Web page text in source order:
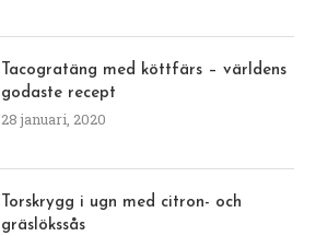
Tacogratäng med köttfärs – världens
godaste recept
28 januari, 2020
Torskrygg i ugn med citron- och
gräslökssås